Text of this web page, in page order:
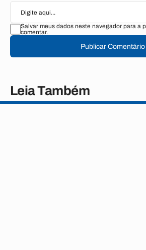
Salvar meus dados neste navegador para a
comentar.
Publicar Comentário
Leia Também